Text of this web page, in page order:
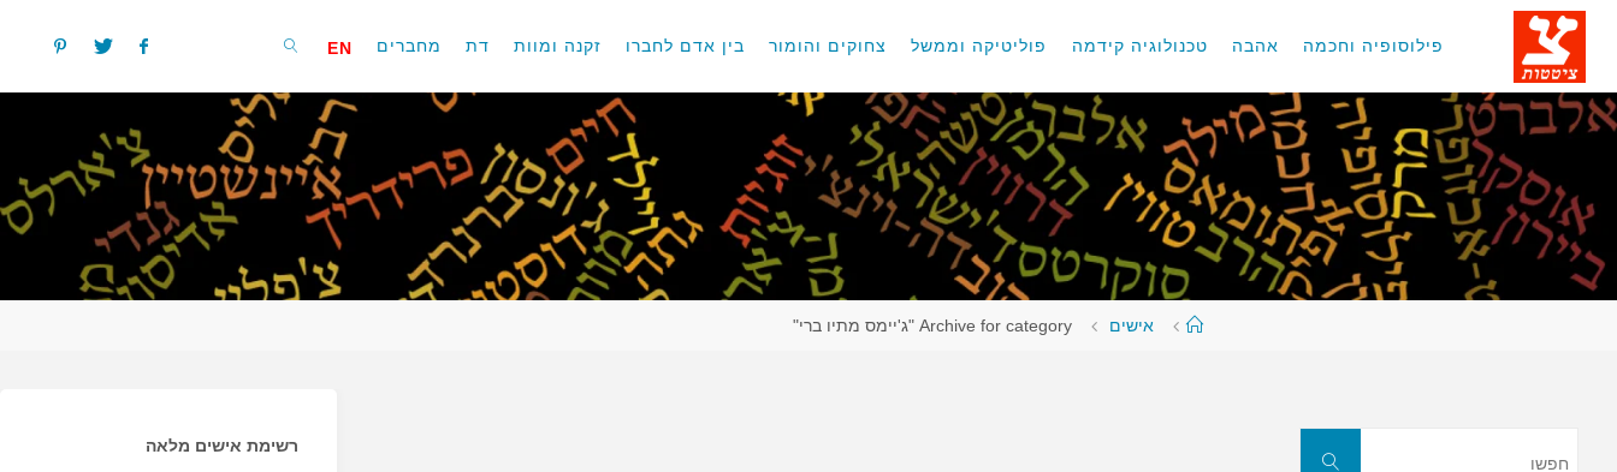
דלגו
פילוסופיה וחכמה אהבה טכנולוגיה קידמה פוליטיקה וממשל צחוקים והומור בין אדם לחברו זקנה ומוות דת מחברים EN
עמודאישים Archive for category "ג'יימס מתיו ברי"
רשימת אישים מלאה
חפשו